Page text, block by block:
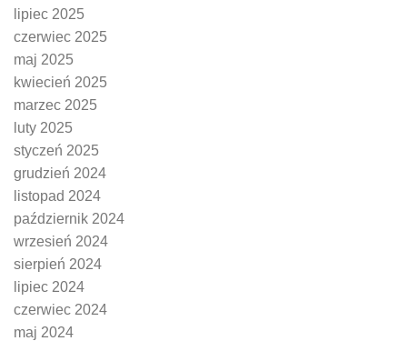
lipiec 2025
czerwiec 2025
maj 2025
kwiecień 2025
marzec 2025
luty 2025
styczeń 2025
grudzień 2024
listopad 2024
październik 2024
wrzesień 2024
sierpień 2024
lipiec 2024
czerwiec 2024
maj 2024